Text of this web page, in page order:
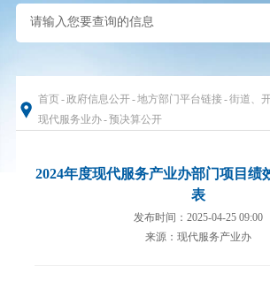
首页-政府信息公开-地方部门平台链接-街道、
现代服务业办-预决算公开
2024年度现代服务产业办部门项目绩
表
发布时间：2025-04-25 09:00
来源：现代服务产业办